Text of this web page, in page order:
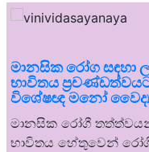
මානසික රෝග සඳහා
භාවිතය
විශේෂඥ මනෝ
මානසික රෝගී
භාවිතය හේතුවෙන්